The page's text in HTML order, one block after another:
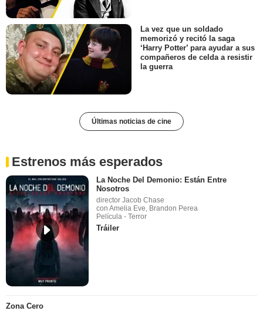
La vez que un soldado
memorizó y recitó la saga
‘Harry Potter’ para ayudar a sus
compañeros de celda a resistir
la guerra
Últimas noticias de cine
Estrenos más esperados
La Noche Del Demonio: Están Entre
Nosotros
director Jacob Chase
con Amelia Eve, Brandon Perea
Película - Terror
Tráiler
Zona Cero